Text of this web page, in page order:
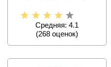
Средняя: 4.1
(268 оценок)